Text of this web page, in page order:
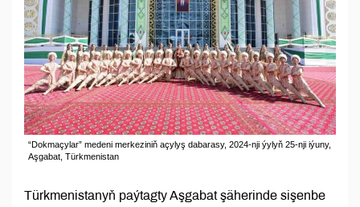
“Dokmaçylar” medeni merkeziniň açylyş dabarasy, 2024-nji ýylyň 25-nji iýuny,
Aşgabat, Türkmenistan
Türkmenistanyň paýtagty Aşgabat şäherinde sişenbe